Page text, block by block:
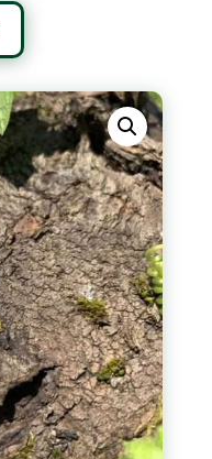
A
t
e
r
a
t
i
v
e
: